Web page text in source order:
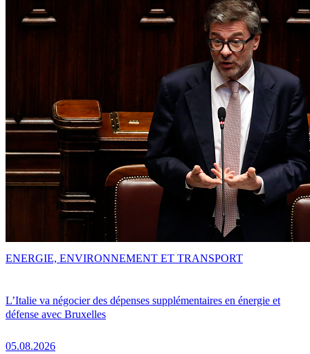
L’Italie va négocier des dépenses supplémentaires en énergie et
défense avec Bruxelles
05.08.2026
ENERGIE, ENVIRONNEMENT ET TRANSPORT